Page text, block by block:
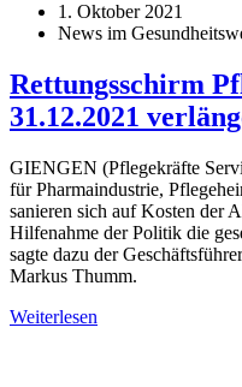
1. Oktober 2021
News im
Rettungsschirm
31.12.2021
GIENGEN (Pflegekräfte
für Pharmaindustrie,
sanieren sich auf Kosten der
Hilfenahme der Politik die
sagte dazu der
Markus Thumm.
Weiterlesen